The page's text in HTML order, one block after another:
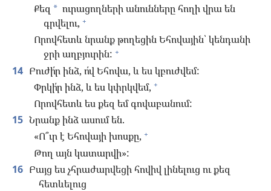
Քեզ * ուրացողների անունները հողի վրա են
գրվելու, +
Որովհետև նրանք թողեցին Եհովային՝ կենդանի
ջրի աղբյուրին: +
14 Բուժի՛ր ինձ, ո՛վ Եհովա, և ես կբուժվեմ:
Փրկի՛ր ինձ, և ես կփրկվեմ, +
Որովհետև ես քեզ եմ գովաբանում:
15 Նրանք ինձ ասում են.
«Ո՞ւր է Եհովայի խոսքը, +
Թող այն կատարվի»:
16 Բայց ես չհրաժարվեցի հովիվ լինելուց ու քեզ
հետևելուց